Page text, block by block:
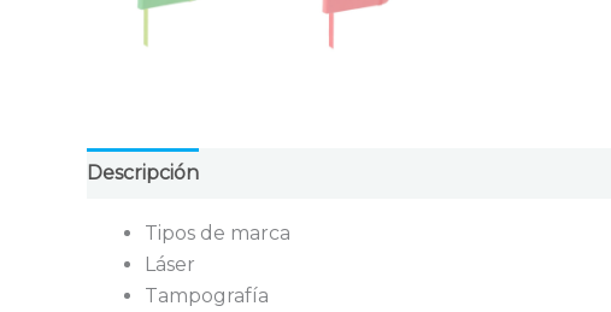
Descripción
Tipos de marca
Láser
Tampografía